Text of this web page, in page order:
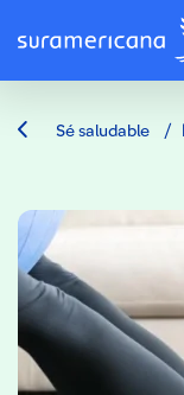
Sé saludable /